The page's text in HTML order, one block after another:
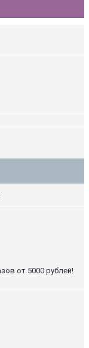
от 5000 рублей!